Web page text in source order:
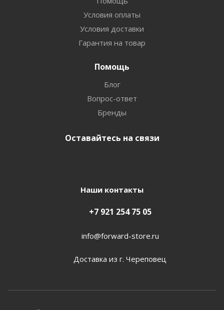
Условия оплаты
Условия доставки
Гарантия на товар
Помощь
Блог
Вопрос-ответ
Бренды
Оставайтесь на связи
Наши контакты
+7 921 254 75 05
info@forward-store.ru
Доставка из г. Череповец